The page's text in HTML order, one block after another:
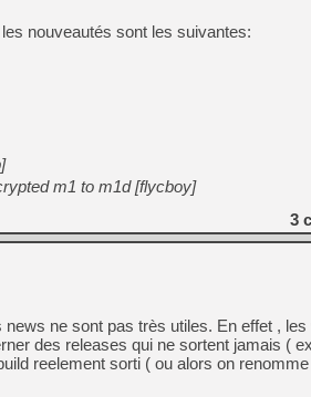
[GK] Agenda - GeForce
[GK] Devolver Digital en a
[LS] [PS5] ps5-y2jb-
[GK] Pourquoi Marvel
[GK] Test : Restory : Chill
[GK] GTA 6 : Rockstar
[GK] Hot Wheels Infinite
[GK] Mémoire cash -
[GK] Résultats Nintendo :
[GK] Déjà des
[Mo5] Brickboy cherche à
[GK] Minecraft et ses «
[GK] Ubisoft : fin de partie
[GK] Mémoire cash -
[GK] Dan Houser (GTA)
[GK] Comment EA Sports
nouveautés sont les suivantes:
m1 to m1d [flycboy]
3
news ne sont pas très utiles. En effet , les
des releases qui ne sortent jamais (
reelement sorti ( ou alors on